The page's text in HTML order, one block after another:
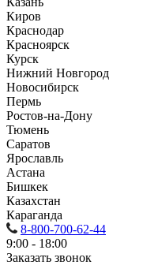
Киров
Краснодар
Красноярск
Курск
Нижний Новгород
Новосибирск
Пермь
Ростов-на-Дону
Тюмень
Саратов
Ярославль
Астана
Бишкек
Казахстан
Караганда
8-800-700-62-44
9:00 - 18:00
Заказать звонок